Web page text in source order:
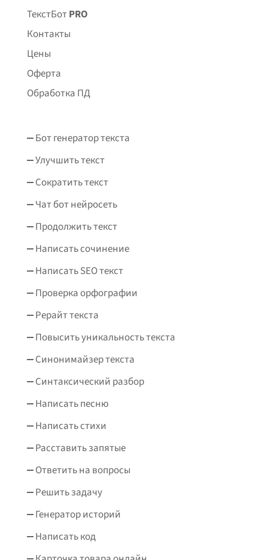
ТекстБотPRO
Контакты
Цены
Оферта
Обработка ПД
Бот генератор текста
Улучшить текст
Сократить текст
Чат бот нейросеть
Продолжить текст
Написать сочинение
Написать SEO текст
Проверка орфографии
Рерайт текста
Повысить уникальность текста
Синонимайзер текста
Синтаксический разбор
Написать песню
Написать стихи
Расставить запятые
Ответить на вопросы
Решить задачу
Генератор историй
Написать код